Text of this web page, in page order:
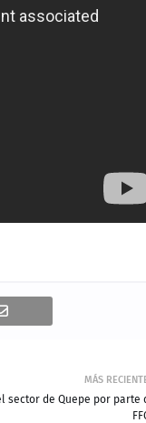
MÁS
sector de Quepe por parte